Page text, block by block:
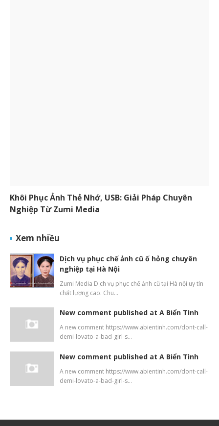
Khôi Phục Ảnh Thẻ Nhớ, USB: Giải Pháp Chuyên
Nghiệp Từ Zumi Media
Xem nhiều
Dịch vụ phục chế ảnh cũ ố hỏng chuyên
nghiệp tại Hà Nội
Zumi Media Dịch vụ phục chế ảnh cũ tại Hà nội uy tín
chất lượng cao. Chu…
New comment published at A Biển Tình
A new comment https://www.abientinh.com/dont-call-
demi-lovato-a-bad-girl-s…
New comment published at A Biển Tình
A new comment https://www.abientinh.com/dont-call-
demi-lovato-a-bad-girl-s…